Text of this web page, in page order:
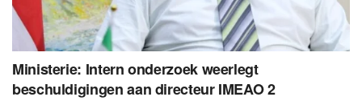
Ministerie: Intern onderzoek weerlegt
beschuldigingen aan directeur IMEAO 2